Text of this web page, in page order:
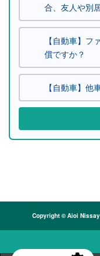
合、友人や別
【自動車】フ
償ですか？
【自動車】他
Copyright © Aioi